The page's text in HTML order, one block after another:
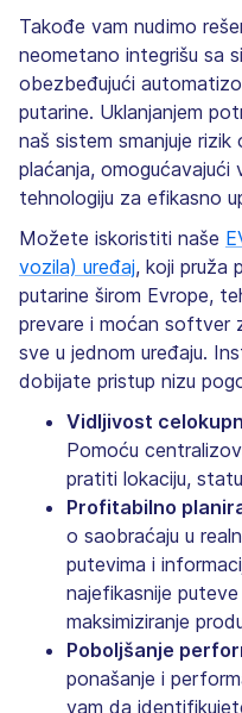
Takođe vam nudimo
neometano integrišu sa
obezbeđujući
putarine. Uklanjanjem
naš sistem smanjuje rizik
plaćanja, omogućavajući
tehnologiju za efikasno
Možete iskoristiti naše
vozila) uređaj, koji pruža
putarine širom Evrope,
prevare i moćan softver
sve u jednom uređaju.
dobijate pristup nizu
Vidljivost
Pomoću
pratiti lokaciju,
Profitabilno
o saobraćaju u
putevima i
najefikasnije
maksimiziranje
Poboljšanje
ponašanje i
vam da